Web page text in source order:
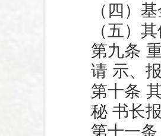
（四）
（五）
第九条
请 示、
第十条
秘 书长
第十一